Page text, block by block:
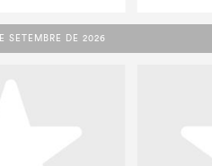
SETEMBRE DE 2026
SETEMBRE DE 2026